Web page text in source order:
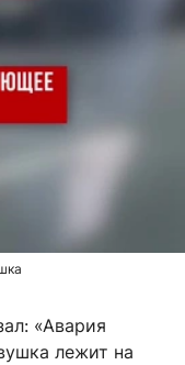
«Авария
лежит на